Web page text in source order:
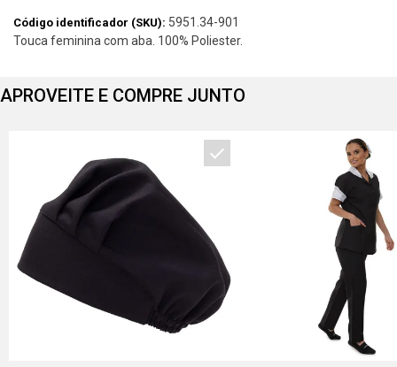
Código identificador (SKU): 5951.34-901
Touca feminina com aba. 100% Poliester.
APROVEITE E COMPRE JUNTO